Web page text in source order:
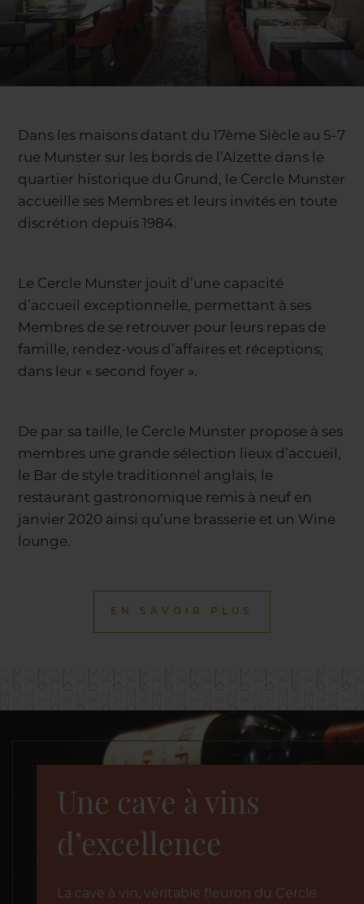
Dans les maisons datant du 17ème Siècle au 5-7
rue Munster sur les bords de l’Alzette dans le
quartier historique du Grund, le Cercle Munster
accueille ses Membres et leurs invités en toute
discrétion depuis 1984.
Le Cercle Munster jouit d’une capacité
d’accueil exceptionnelle, permettant à ses
Membres de se retrouver pour leurs repas de
famille, rendez-vous d’affaires et réceptions;
dans leur « second foyer ».
De par sa taille, le Cercle Munster propose à ses
membres une grande sélection lieux d’accueil,
le Bar de style traditionnel anglais, le
restaurant gastronomique remis à neuf en
janvier 2020 ainsi qu’une brasserie et un Wine
lounge.
EN SAVOIR PLUS
Une cave à vins
d’excellence
La cave à vin, véritable fleuron du Cercle